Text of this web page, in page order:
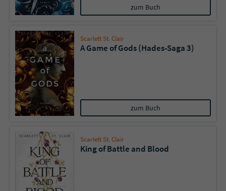
zum Buch
Scarlett St. Clair
A Game of Gods (Hades-Saga 3)
zum Buch
Scarlett St. Clair
King of Battle and Blood